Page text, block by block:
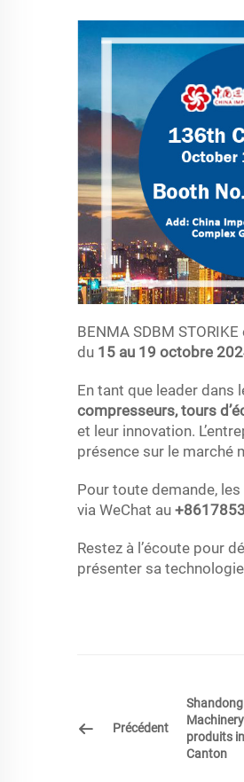
BENMA SDBM
du 15 au 19 octobre
En tant que leader dans
compresseurs, tours
et leur innovation.
présence sur le marché
Pour toute demande,
via WeChat au
Restez à l’écoute pour
présenter sa
Précédent
produits
Canton